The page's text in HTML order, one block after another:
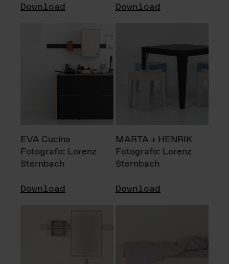
Download Download
EVA Cucina
Fotografo: Lorenz
Sternbach
Download
MARTA + HENRIK
Fotografo: Lorenz
Sternbach
Download